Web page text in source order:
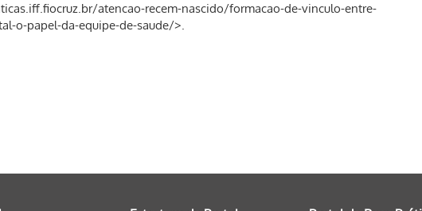
atencao-recem-nascido/formacao-de-vinculo-entre-
o-papel-da-equipe-de-saude/>.